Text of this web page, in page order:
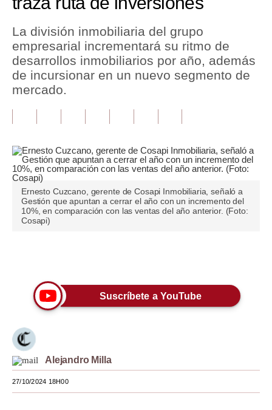
Finanzas Personales
Inmobiliarias
Plus G
Pregunta de hoy
Blogs
Tendencias
Moda
Estilos
Mundo
EEUU
México
La división inmobiliaria del grupo
empresarial incrementará su ritmo de
desarrollos inmobiliarios por año, además
de incursionar en un nuevo segmento de
mercado.
Ernesto Cuzcano, gerente de Cosapi Inmobiliaria, señaló a
Gestión que apuntan a cerrar el año con un incremento del
10%, en comparación con las ventas del año anterior. (Foto:
Cosapi)
Suscríbete a YouTube
Alejandro Milla
27/10/2024 18H00